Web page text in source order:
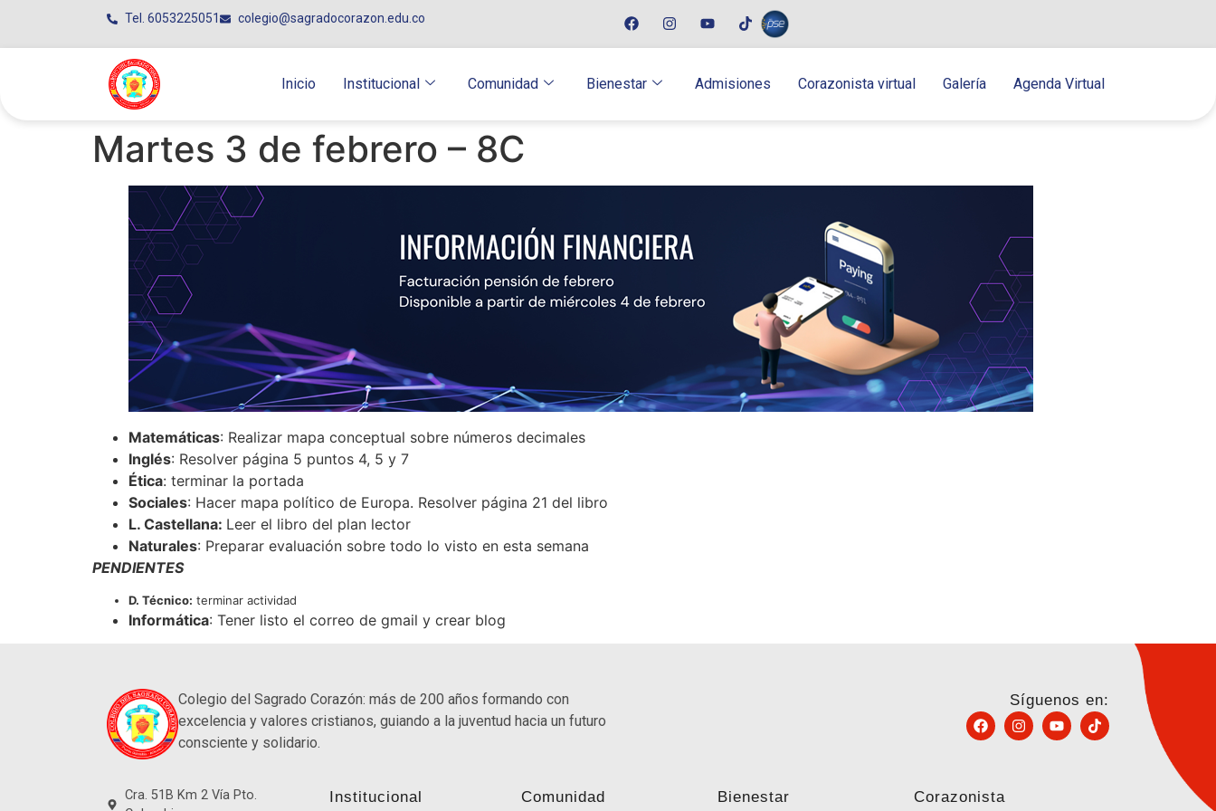
Tel. 6053225051 colegio@sagradocorazon.edu.co
Inicio Institucional Comunidad Bienestar Admisiones Corazonista virtual Galería Agenda Virtual
Martes 3 de febrero – 8C
Matemáticas: Realizar mapa conceptual sobre números decimales
Inglés: Resolver página 5 puntos 4, 5 y 7
Ética: terminar la portada
Sociales: Hacer mapa político de Europa. Resolver página 21 del libro
L. Castellana: Leer el libro del plan lector
Naturales: Preparar evaluación sobre todo lo visto en esta semana
PENDIENTES
D. Técnico: terminar actividad
Informática: Tener listo el correo de gmail y crear blog
Colegio del Sagrado Corazón: más de 200 años formando con
excelencia y valores cristianos, guiando a la juventud hacia un futuro
consciente y solidario.
Síguenos en:
Cra. 51B Km 2 Vía Pto.
Institucional
Comunidad
Bienestar
Corazonista